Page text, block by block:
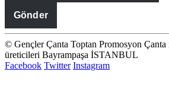
© Gençler Çanta Toptan Promosyon Çanta
üreticileri Bayrampaşa İSTANBUL
Facebook Twitter Instagram